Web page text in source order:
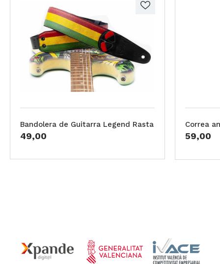
Bandolera de Guitarra Legend Rasta
49,00
Correa
59,00